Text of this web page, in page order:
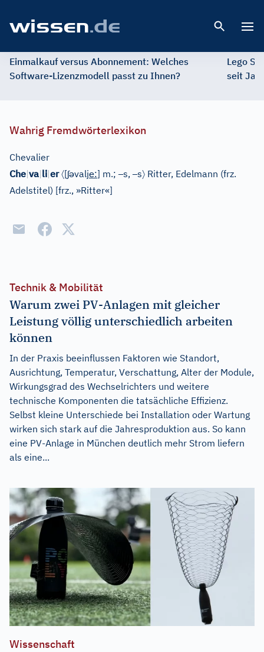
Einmalkauf versus Abonnement: Welches
Software-Lizenzmodell passt zu Ihnen?
Lego
seit
Wahrig Fremdwörterlexikon
Chevalier
Che|va|li|er 〈[ʃəvalje:] m.;–s,–s〉 Ritter, Edelmann (frz.
Adelstitel) [frz., »Ritter«]
Technik & Mobilität
Warum zwei PV-Anlagen mit gleicher
Leistung völlig unterschiedlich arbeiten
können
In der Praxis beeinflussen Faktoren wie Standort,
Ausrichtung, Temperatur, Verschattung, Alter der Module,
Wirkungsgrad des Wechselrichters und weitere
technische Komponenten die tatsächliche Effizienz.
Selbst kleine Unterschiede bei Installation oder Wartung
wirken sich stark auf die Jahresproduktion aus. So kann
eine PV-Anlage in München deutlich mehr Strom liefern
als eine...
Wissenschaft